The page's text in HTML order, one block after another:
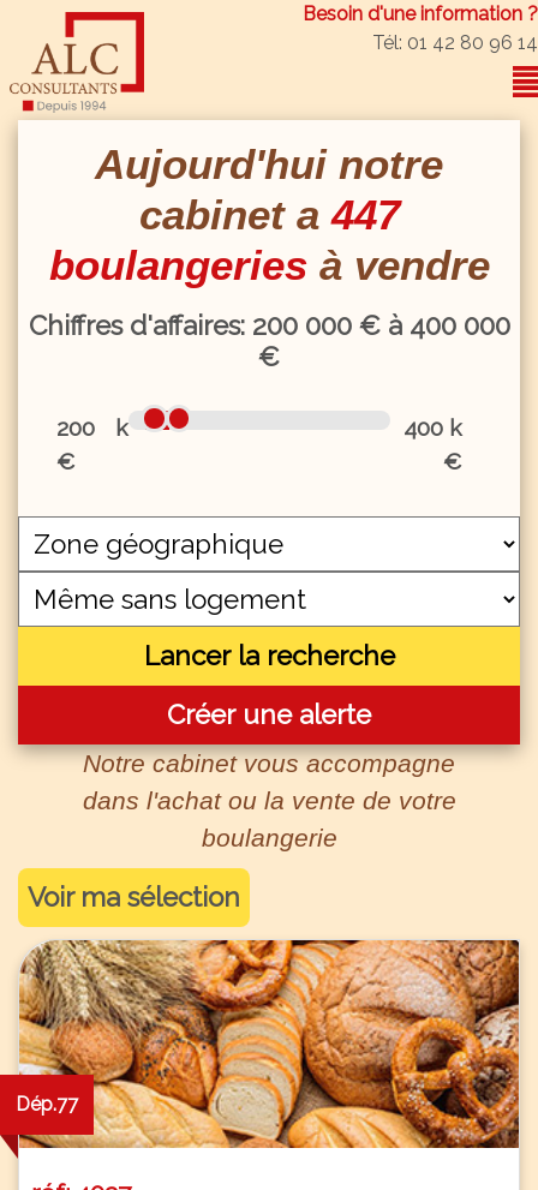
Besoin d'une information ?
Tél: 01 42 80 96 14
Aujourd'hui notre
cabinet a447
boulangeriesà vendre
Chiffres d'affaires: 200000 € à 400000
€
200 k
€
400 k
€
Lancer la recherche
Créer une alerte
Notre cabinet vous accompagne
dans l'achat ou la vente de votre
boulangerie
Voir ma sélection
Dép.77